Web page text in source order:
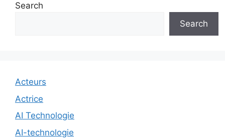
Search
Search
Acteurs
Actrice
AI Technologie
AI-technologie